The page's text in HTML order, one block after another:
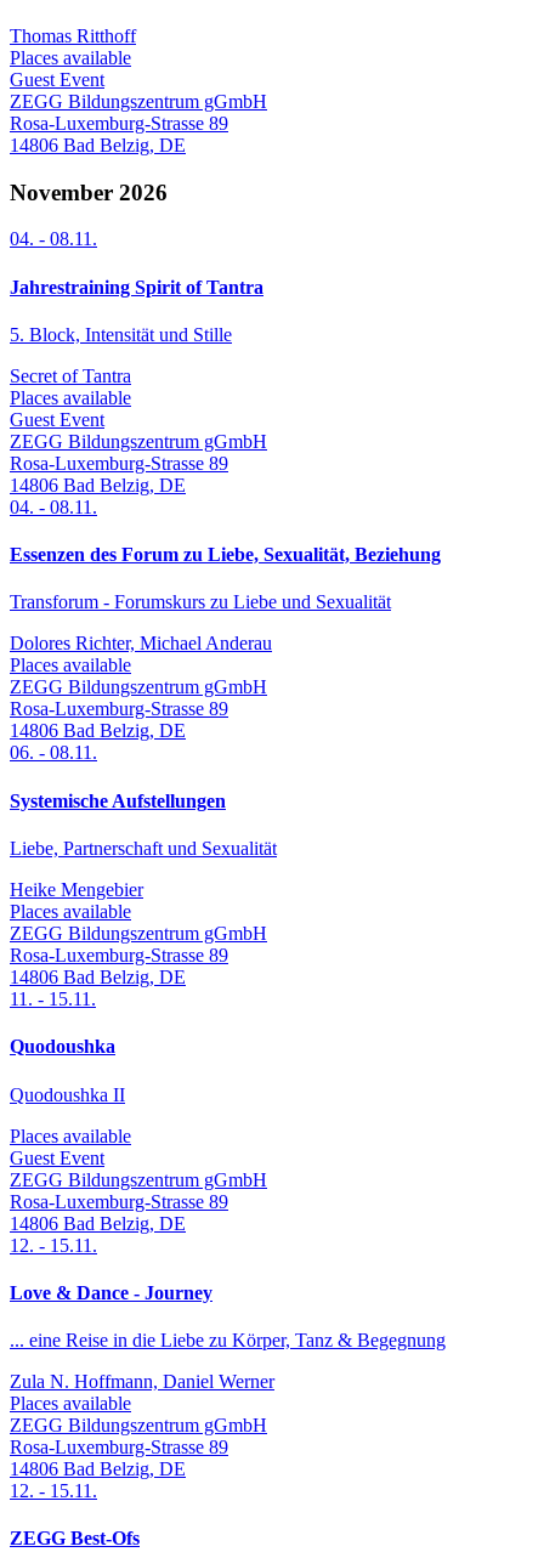
Thomas Ritthoff
Places available
Guest Event
ZEGG Bildungszentrum gGmbH
Rosa-Luxemburg-Strasse 89
14806 Bad Belzig, DE
November 2026
04. - 08.11.
Jahrestraining Spirit of Tantra
5. Block, Intensität und Stille
Secret of Tantra
Places available
Guest Event
ZEGG Bildungszentrum gGmbH
Rosa-Luxemburg-Strasse 89
14806 Bad Belzig, DE
04. - 08.11.
Essenzen des Forum zu Liebe, Sexualität, Beziehung
Transforum - Forumskurs zu Liebe und Sexualität
Dolores Richter, Michael Anderau
Places available
ZEGG Bildungszentrum gGmbH
Rosa-Luxemburg-Strasse 89
14806 Bad Belzig, DE
06. - 08.11.
Systemische Aufstellungen
Liebe, Partnerschaft und Sexualität
Heike Mengebier
Places available
ZEGG Bildungszentrum gGmbH
Rosa-Luxemburg-Strasse 89
14806 Bad Belzig, DE
11. - 15.11.
Quodoushka
Quodoushka II
Places available
Guest Event
ZEGG Bildungszentrum gGmbH
Rosa-Luxemburg-Strasse 89
14806 Bad Belzig, DE
12. - 15.11.
Love & Dance - Journey
... eine Reise in die Liebe zu Körper, Tanz & Begegnung
Zula N. Hoffmann, Daniel Werner
Places available
ZEGG Bildungszentrum gGmbH
Rosa-Luxemburg-Strasse 89
14806 Bad Belzig, DE
12. - 15.11.
ZEGG Best-Ofs